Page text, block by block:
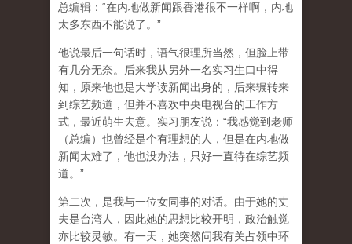
总编辑：“在内地做新闻跟香港很不一样啊，内地
太多东西不能说了。”
他说最后一句话时，语气很理所当然，但脸上带
有几分无奈。后来我从另外一名实习生口中得
知，原来他也是大学读新闻出身的，后来辗转来
到综艺频道，但并不喜欢中央电视台的工作方
式，最近萌生去意。实习朋友说：“我感觉到老师
（总编）也曾经是个有理想的人，但是在内地做
新闻太难了，他也没办法，只好一直待在综艺频
道。”
第二次，是我与一位女同事的对话。由于她的丈
夫是台湾人，因此她的思想比较开明，政治触觉
亦比较灵敏。有一天，她突然问我有关占领中环